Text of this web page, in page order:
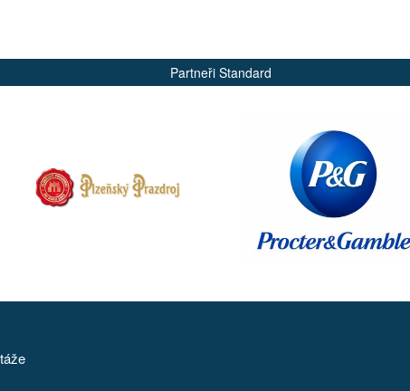
Partneři Standard